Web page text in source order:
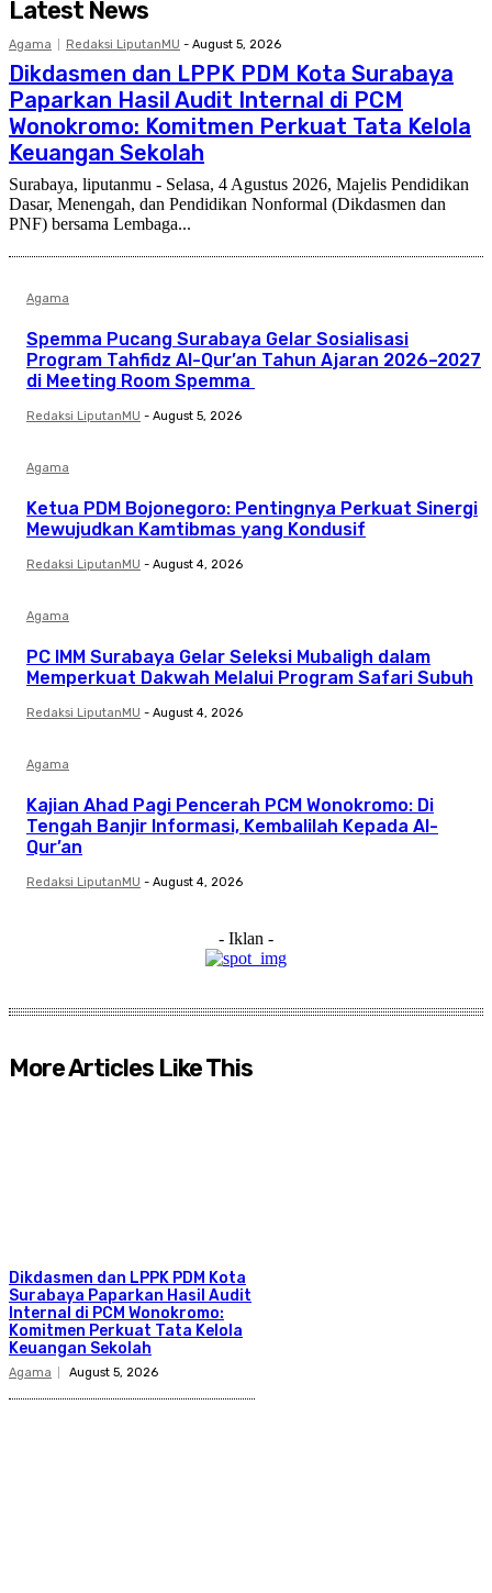
Latest News
Agama Redaksi LiputanMU - August 5, 2026
Dikdasmen dan LPPK PDM Kota Surabaya
Paparkan Hasil Audit Internal di PCM
Wonokromo: Komitmen Perkuat Tata Kelola
Keuangan Sekolah
Surabaya, liputanmu - Selasa, 4 Agustus 2026, Majelis Pendidikan
Dasar, Menengah, dan Pendidikan Nonformal (Dikdasmen dan
PNF) bersama Lembaga...
Agama
Spemma Pucang Surabaya Gelar Sosialisasi
Program Tahfidz Al-Qur’an Tahun Ajaran 2026–2027
di Meeting Room Spemma
Redaksi LiputanMU - August 5, 2026
Agama
Ketua PDM Bojonegoro: Pentingnya Perkuat Sinergi
Mewujudkan Kamtibmas yang Kondusif
Redaksi LiputanMU - August 4, 2026
Agama
PC IMM Surabaya Gelar Seleksi Mubaligh dalam
Memperkuat Dakwah Melalui Program Safari Subuh
Redaksi LiputanMU - August 4, 2026
Agama
Kajian Ahad Pagi Pencerah PCM Wonokromo: Di
Tengah Banjir Informasi, Kembalilah Kepada Al-
Qur’an
Redaksi LiputanMU - August 4, 2026
- Iklan -
More Articles Like This
Dikdasmen dan LPPK PDM Kota
Surabaya Paparkan Hasil Audit
Internal di PCM Wonokromo:
Komitmen Perkuat Tata Kelola
Keuangan Sekolah
Agama August 5, 2026